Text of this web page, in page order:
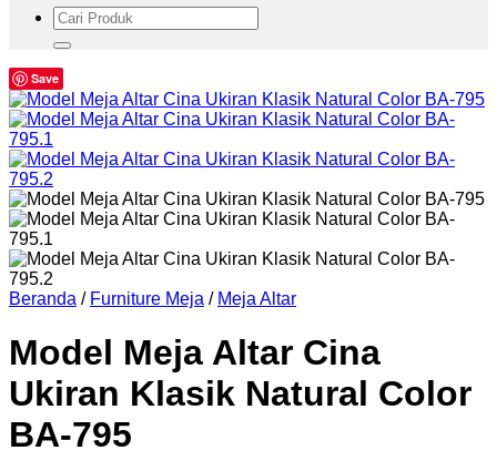
Pencarian
untuk:
Save
Beranda / Furniture Meja / Meja Altar
Model Meja Altar Cina
Ukiran Klasik Natural Color
BA-795